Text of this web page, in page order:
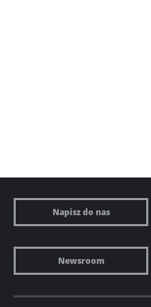
Napisz do nas
Newsroom